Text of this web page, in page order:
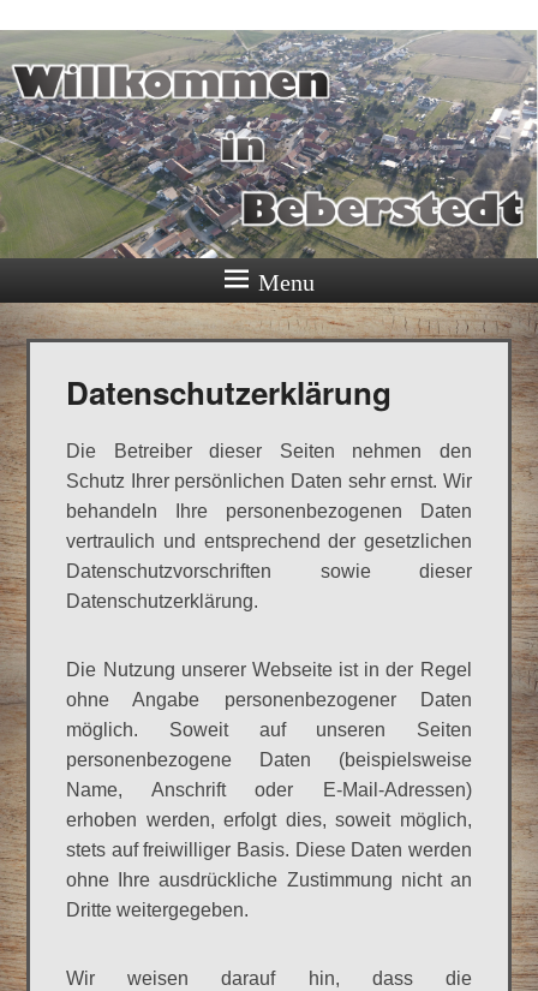
Menu
Datenschutzerklärung
Die Betreiber dieser Seiten nehmen den
Schutz Ihrer persönlichen Daten sehr ernst. Wir
behandeln Ihre personenbezogenen Daten
vertraulich und entsprechend der gesetzlichen
Datenschutzvorschriften sowie dieser
Datenschutzerklärung.
Die Nutzung unserer Webseite ist in der Regel
ohne Angabe personenbezogener Daten
möglich. Soweit auf unseren Seiten
personenbezogene Daten (beispielsweise
Name, Anschrift oder E-Mail-Adressen)
erhoben werden, erfolgt dies, soweit möglich,
stets auf freiwilliger Basis. Diese Daten werden
ohne Ihre ausdrückliche Zustimmung nicht an
Dritte weitergegeben.
Wir weisen darauf hin, dass die